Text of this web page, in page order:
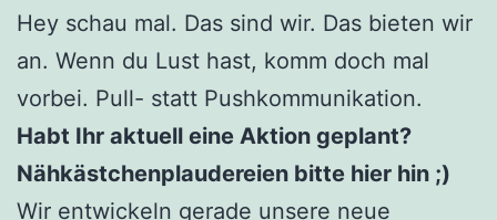
Hey schau mal. Das sind wir. Das bieten wir
an. Wenn du Lust hast, komm doch mal
vorbei. Pull- statt Pushkommunikation.
Habt Ihr aktuell eine Aktion geplant?
Nähkästchenplaudereien bitte hier hin ;)
Wir entwickeln gerade unsere neue